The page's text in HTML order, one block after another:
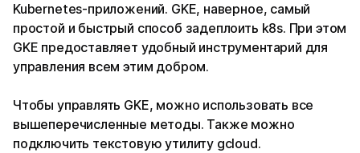
Kubernetes-приложений. GKE, наверное, самый
простой и быстрый способ задеплоить k8s. При этом
GKE предоставляет удобный инструментарий для
управления всем этим добром.
Чтобы управлять GKE, можно использовать все
вышеперечисленные методы. Также можно
подключить текстовую утилиту gcloud.